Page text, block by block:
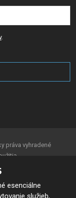
.
práva vyhradené
esenciálne
služieb,